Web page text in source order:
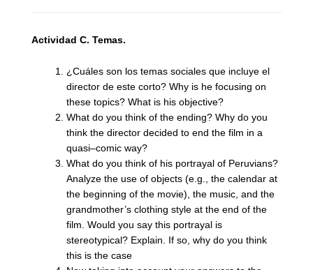
Actividad C. Temas.
¿Cuáles son los temas sociales que incluye el
director de este corto? Why is he focusing on
these topics? What is his objective?
What do you think of the ending? Why do you
think the director decided to end the film in a
quasi–comic way?
What do you think of his portrayal of Peruvians?
Analyze the use of objects (e.g., the calendar at
the beginning of the movie), the music, and the
grandmother’s clothing style at the end of the
film. Would you say this portrayal is
stereotypical? Explain. If so, why do you think
this is the case